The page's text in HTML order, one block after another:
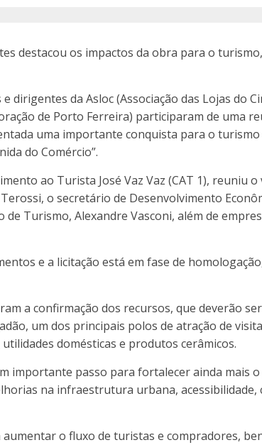
destacou os impactos da obra para o
dirigentes da Asloc (Associação das Lojas do
de Porto Ferreira) participaram de uma
uma importante conquista para o turismo
do Comércio”.
ao Turista José Vaz Vaz (CAT 1), reuniu
o secretário de Desenvolvimento
Turismo, Alexandre Vasconi, além de
e a licitação está em fase de
a confirmação dos recursos, que deverão
um dos principais polos de atração de
domésticas e produtos cerâmicos.
importante passo para fortalecer ainda mais
na infraestrutura urbana, acessibilidade,
o fluxo de turistas e compradores,